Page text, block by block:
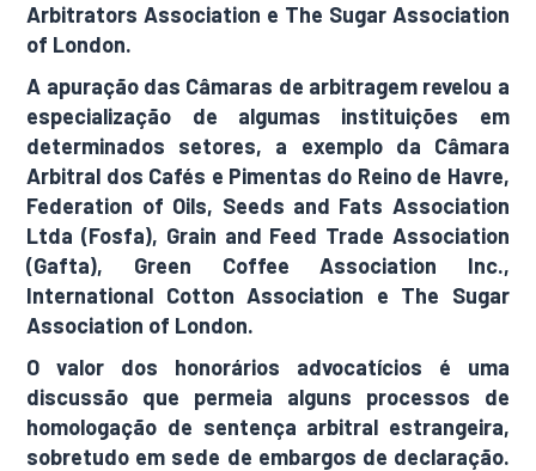
Arbitrators Association e The Sugar Association
of London.
A apuração das Câmaras de arbitragem revelou a
especialização de algumas instituições em
determinados setores, a exemplo da Câmara
Arbitral dos Cafés e Pimentas do Reino de Havre,
Federation of Oils, Seeds and Fats Association
Ltda (Fosfa), Grain and Feed Trade Association
(Gafta), Green Coffee Association Inc.,
International Cotton Association e The Sugar
Association of London.
O valor dos honorários advocatícios é uma
discussão que permeia alguns processos de
homologação de sentença arbitral estrangeira,
sobretudo em sede de embargos de declaração.